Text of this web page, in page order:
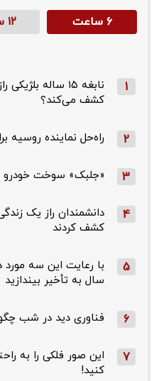
۶ ساعت ۱۲ ساعت
1
نابغه ۱۵ ساله
کشف می‌کند؟
2 راه‌حل نماینده روسیه
3 «جلبک» سوخت
4
دانشمندان راز یک
کشف کردند
5
سال به تأخیر بیندازید
6 فناوری دید در شب
7
این صور فلکی را به
کنید!